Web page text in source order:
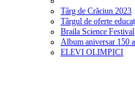
Târg de Crăciun 2023
Târgul de oferte
Braila Science Festival
Album aniversar 150
ELEVI OLIMPICI